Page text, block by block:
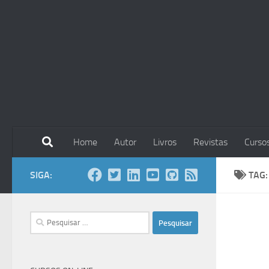
Home Autor Livros Revistas
TAG:
SIGA:
Pesquisar
por: